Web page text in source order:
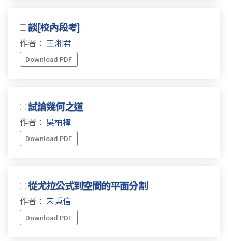
談[校內段考]
作者： 王湘君
Download PDF
試論幾何之道
作者： 吳柏樟
Download PDF
從尤拉公式到空間的平面分割
作者： 宋秉信
Download PDF